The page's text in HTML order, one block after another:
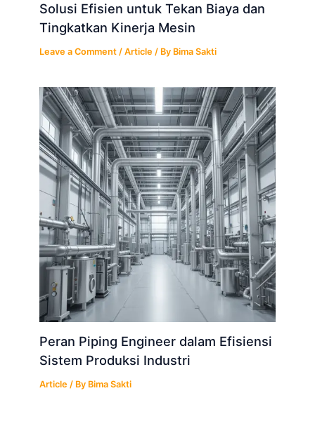
Solusi Efisien untuk Tekan Biaya dan
Tingkatkan Kinerja Mesin
Leave a Comment /Article / By Bima Sakti
Peran Piping Engineer dalam Efisiensi
Sistem Produksi Industri
Article / By Bima Sakti